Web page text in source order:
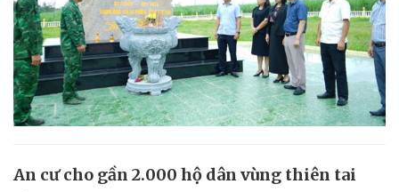
An cư cho gần 2.000 hộ dân vùng thiên tai